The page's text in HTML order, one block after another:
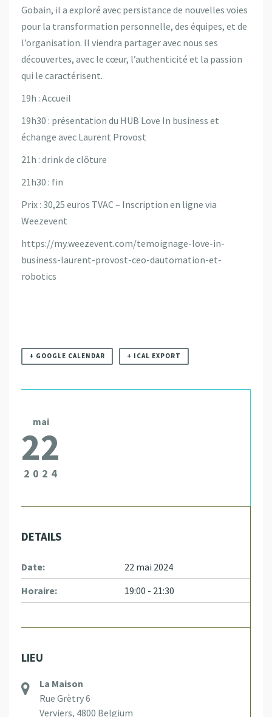
Gobain, il a exploré avec persistance de nouvelles voies
pour la transformation personnelle, des équipes, et de
l’organisation. Il viendra partager avec nous ses
découvertes, avec le cœur, l’authenticité et la passion
qui le caractérisent.
19h : Accueil
19h30 : présentation du HUB Love In business et
échange avec Laurent Provost
21h : drink de clôture
21h30 : fin
Prix : 30,25 euros TVAC – Inscription en ligne via
Weezevent
https://my.weezevent.com/temoignage-love-in-
business-laurent-provost-ceo-dautomation-et-
robotics
+ GOOGLE CALENDAR + ICAL EXPORT
mai
22
2024
DETAILS
Date:
22 mai 2024
Horaire:
19:00 - 21:30
LIEU
La Maison
Rue Grètry 6
Verviers, 4800 Belgium